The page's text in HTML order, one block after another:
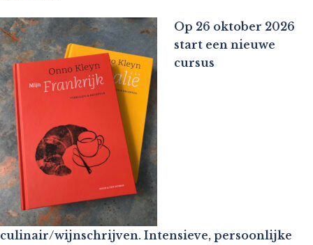
Op 26 oktober 2026
start een nieuwe
cursus
culinair/wijnschrijven. Intensieve, persoonlijke